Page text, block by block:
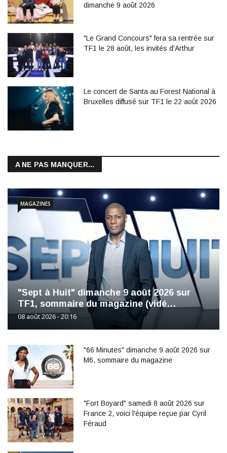
dimanche 9 août 2026
"Le Grand Concours" fera sa rentrée sur
TF1 le 28 août, les invités d'Arthur
Le concert de Santa au Forest National à
Bruxelles diffusé sur TF1 le 22 août 2026
A NE PAS MANQUER...
"Sept à Huit" dimanche 9 août 2026 sur
TF1, sommaire du magazine (vidé…
08 août 2026 - 20:16
MAGAZINES
"66 Minutes" dimanche 9 août 2026 sur
M6, sommaire du magazine
"Fort Boyard" samedi 8 août 2026 sur
France 2, voici l'équipe reçue par Cyril
Féraud